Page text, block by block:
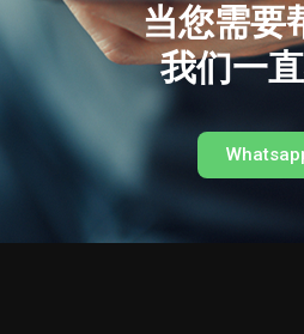
当您需要
我们一